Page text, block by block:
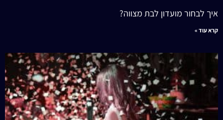
איך לבחור מועדון לבת מצווה?
קרא עוד »